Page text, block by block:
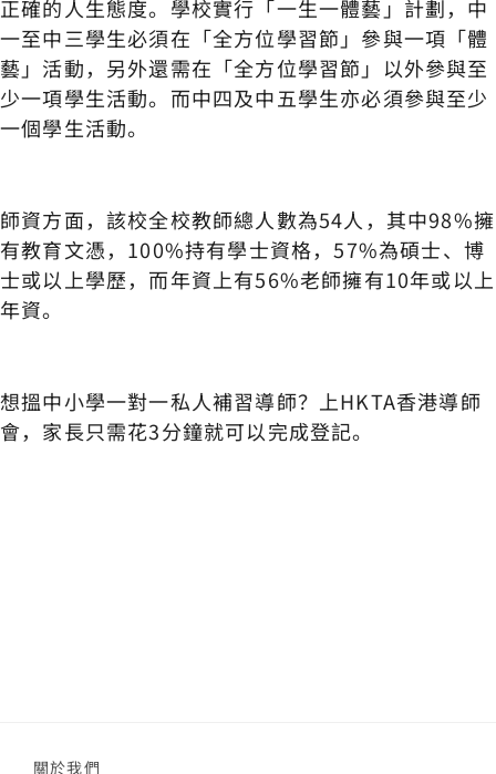
正確的人生態度。學校實行「一生一體藝」計劃，中
一至中三學生必須在「全方位學習節」參與一項「體
藝」活動，另外還需在「全方位學習節」以外參與至
少一項學生活動。而中四及中五學生亦必須參與至少
一個學生活動。
師資方面，該校全校教師總人數為54人，其中98%擁
有教育文憑，100%持有學士資格，57%為碩士、博
士或以上學歷，而年資上有56%老師擁有10年或以上
年資。
想搵中小學一對一私人補習導師？上HKTA香港導師
會，家長只需花3分鐘就可以完成登記。
關於我們